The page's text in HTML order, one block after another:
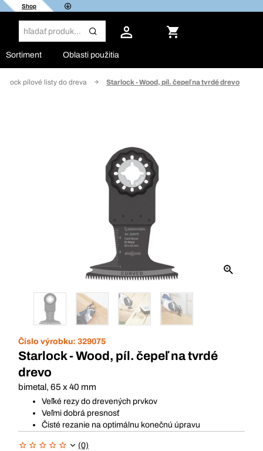
Shop
Sortiment Oblasti použitia
pílové listy do dreva Starlock - Wood, píl. čepeľ na tvrdé drevo
Číslo výrobku: 329075
Starlock - Wood, píl. čepeľ na tvrdé
drevo
bimetal, 65 x 40 mm
Veľké rezy do drevených prvkov
Veľmi dobrá presnosť
Čisté rezanie na optimálnu konečnú úpravu
(0)